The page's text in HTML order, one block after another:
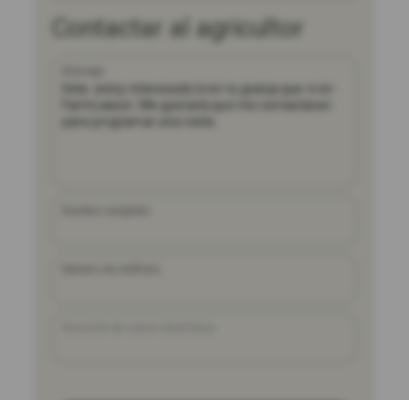
Contactar al agricultor